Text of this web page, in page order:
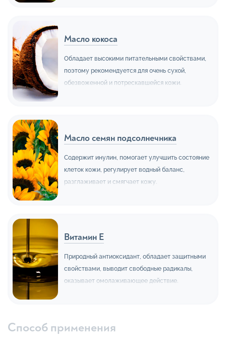
Масло кокоса
Обладает высокими питательными свойствами,
поэтому рекомендуется для очень сухой,
обезвоженной и потрескавшейся кожи.
Масло семян подсолнечника
Содержит инулин, помогает улучшить состояние
клеток кожи, регулирует водный баланс,
разглаживает и смягчает кожу.
Витамин Е
Природный антиоксидант, обладает защитными
свойствами, выводит свободные радикалы,
оказывает омолаживающее действие.
Способ применения